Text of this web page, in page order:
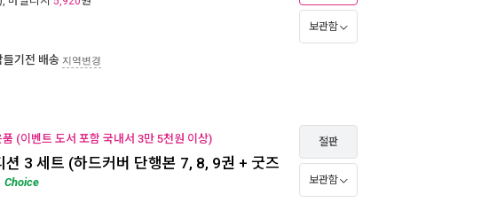
들기전 배송 지역변경
보관함
(이벤트 도서 포함 국내서 3만 5천원 이상)
션 3 세트 (하드커버 단행본 7, 8, 9권 + 굿즈
Choice
절판
보관함